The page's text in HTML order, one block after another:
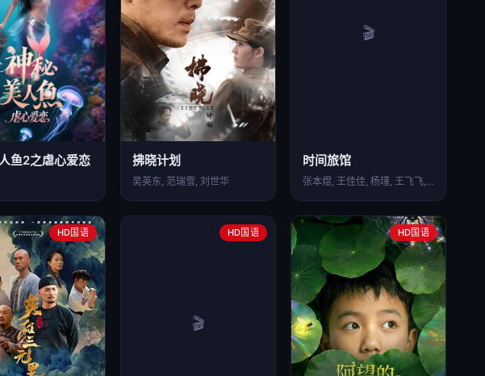
鱼2之虐心爱恋 拂晓计划
吴英东, 范瑞雪, 刘世华
时间旅馆
张本煜, 王佳佳, 杨瑾, 王飞飞, 苇青
HD国语 HD国语 HD国语